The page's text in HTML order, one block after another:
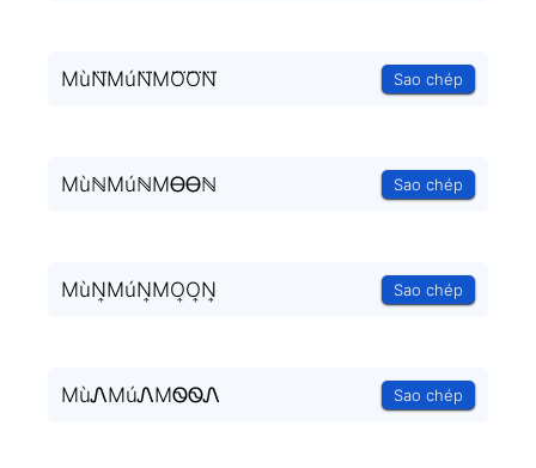
MùN⃜MúN⃜MO⃜O⃜N⃜ Sao chép
MùℕMúℕMᎾᎾℕ Sao chép
MùN͎MúN͎MO͎O͎N͎ Sao chép
MùᏁMúᏁMᏫᏫᏁ Sao chép